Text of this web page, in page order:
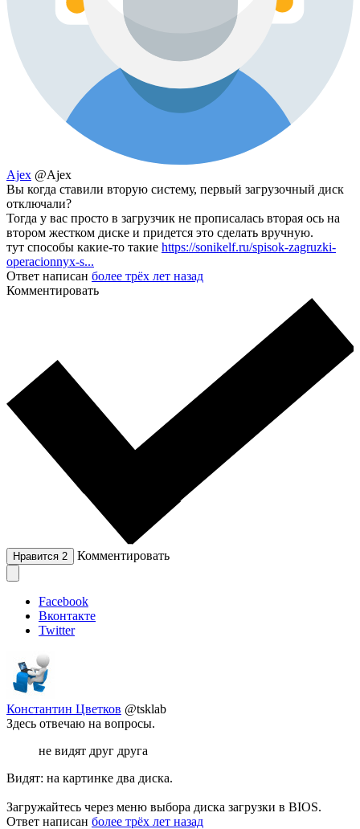
Ajex @Ajex
Вы когда ставили вторую систему, первый загрузочный диск
отключали?
Тогда у вас просто в загрузчик не прописалась вторая ось на
втором жестком диске и придется это сделать вручную.
тут способы какие-то такие https://sonikelf.ru/spisok-zagruzki-
operacionnyx-s...
Ответ написан более трёх лет назад
Комментировать
Нравится 2 Комментировать
Facebook
Вконтакте
Twitter
Константин Цветков @tsklab
Здесь отвечаю на вопросы.
не видят друг друга
Видят: на картинке два диска.
Загружайтесь через меню выбора диска загрузки в BIOS.
Ответ написан более трёх лет назад